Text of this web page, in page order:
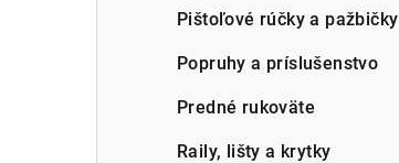
Pištoľové rúčky a pažbičky
Popruhy a príslušenstvo
Predné rukoväte
Raily, lišty a krytky